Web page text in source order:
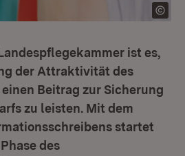
ist es,
der Attraktivität des
Beitrag zur Sicherung
zu leisten. Mit dem
startet
des